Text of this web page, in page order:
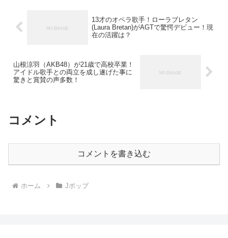
13才のオペラ歌手！ローラブレタン
(Laura Bretan)がAGTで驚愕デビュー！現
在の活躍は？
山根涼羽（AKB48）が21歳で高校卒業！
アイドル歌手との両立を成し遂げた事に
驚きと賞賛の声多数！
コメント
コメントを書き込む
ホーム Jポップ